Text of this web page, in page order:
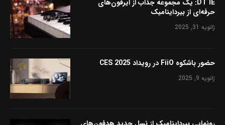
DT IE: یک مجموعه جذاب از ایرفون‌های
حرفه‌ای از بیرداینامیک
ژانویه 31, 2025
حضور باشکوه FiiO در رویداد CES 2025
ژانویه 9, 2025